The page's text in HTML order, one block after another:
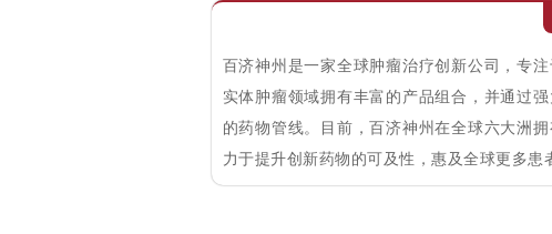
百济神州是一家全球肿瘤治疗创新公司，专
实体肿瘤领域拥有丰富的产品组合，并通过
的药物管线。目前，百济神州在全球六大洲
力于提升创新药物的可及性，惠及全球更多患